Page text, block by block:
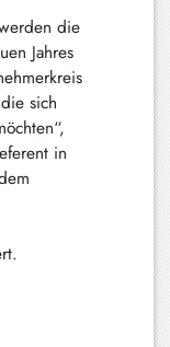
die
Jahres
sich
in